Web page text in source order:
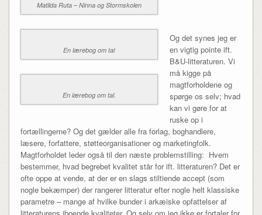
Matilda Ruta – Ninna og Stormskolen
En lærebog om tal
En lærebog om tal.
Og det synes jeg er
en vigtig pointe ift.
B&U-litteraturen. Vi
må kigge på
magtforholdene og
spørge os selv; hvad
kan vi gøre for at
ruske op i
fortællingerne? Og det gælder alle fra forlag, boghandlere,
læsere, forfattere, støtteorganisationer og marketingfolk.
Magtforholdet leder også til den næste problemstilling: Hvem
bestemmer, hvad begrebet kvalitet står for ift. litteraturen? Det er
ofte oppe at vende, at der er en slags stiltiende accept (som
nogle bekæmper) der rangerer litteratur efter nogle helt klassiske
parametre – mange af hvilke bunder i arkæiske opfattelser af